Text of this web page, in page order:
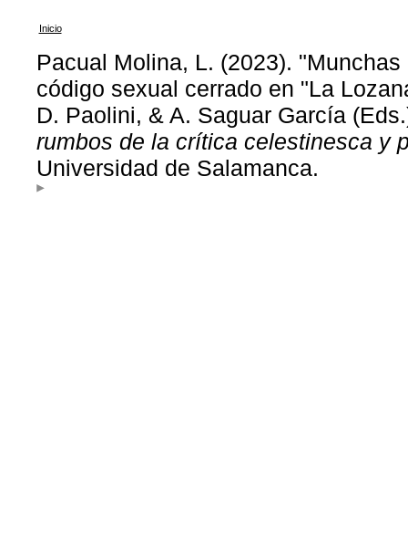
Inicio
Pacual Molina, L. (2023).
código sexual cerrado en "La
D. Paolini, & A. Saguar García
rumbos de la crítica celestinesca y
Universidad de Salamanca.